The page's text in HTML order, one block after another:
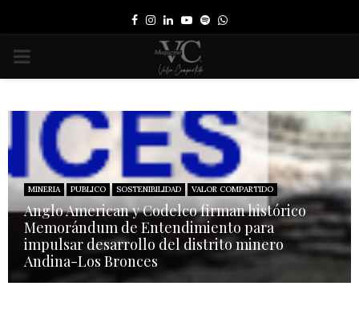
Facebook
Instagram
LinkedinYoutube
SpotifyWhatsapp
PRIMARY
MINERIA PUBLICO SOSTENIBILIDAD VALOR COMPARTIDO
Anglo American y Codelco firman histórico
Memorándum de Entendimiento para
impulsar desarrollo del distrito minero
Andina-Los Bronces